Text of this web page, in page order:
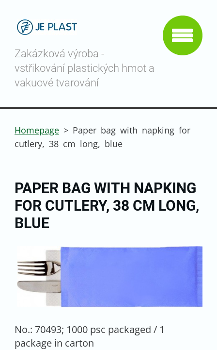
Zakázková výroba -
vstřikování plastických hmot a
vakuové tvarování
Homepage > Paper bag with napking for
cutlery, 38 cm long, blue
PAPER BAG WITH NAPKING
FOR CUTLERY, 38 CM LONG,
BLUE
No.: 70493; 1000 psc packaged / 1
package in carton